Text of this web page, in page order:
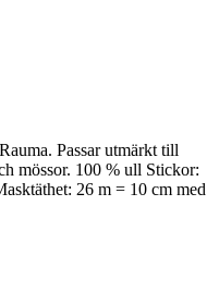
Passar utmärkt till
mössor. 100 % ull Stickor:
26 m = 10 cm med